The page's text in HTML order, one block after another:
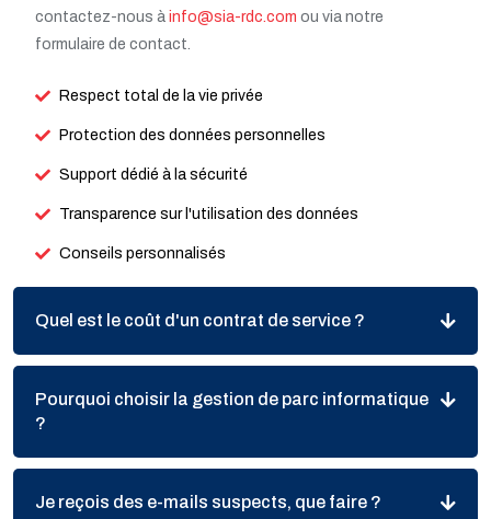
contactez-nous à info@sia-rdc.com ou via notre
formulaire de contact.
Respect total de la vie privée
Protection des données personnelles
Support dédié à la sécurité
Transparence sur l'utilisation des données
Conseils personnalisés
Quel est le coût d'un contrat de service ?
Pourquoi choisir la gestion de parc informatique
?
Je reçois des e-mails suspects, que faire ?